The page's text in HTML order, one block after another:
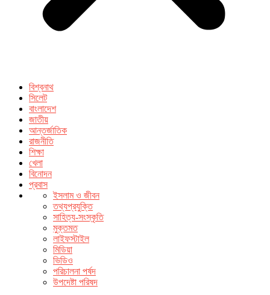
বিশ্বনাথ
সিলেট
বাংলাদেশ
জাতীয়
আন্তর্জাতিক
রাজনীতি
শিক্ষা
খেলা
বিনোদন
প্রবাস
ইসলাম ও জীবন
তথ্যপ্রযুক্তি
সাহিত্য-সংস্কৃতি
মুক্তমত
লাইফস্টাইল
মিডিয়া
ভিডিও
পরিচালনা পর্ষদ
উপদেষ্টা পরিষদ